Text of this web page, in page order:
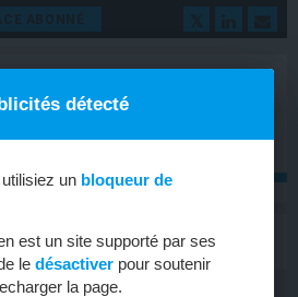
ABONNÉ
détecté
un bloqueur de
est un site supporté par ses
ledésactiver pour soutenir
la page.